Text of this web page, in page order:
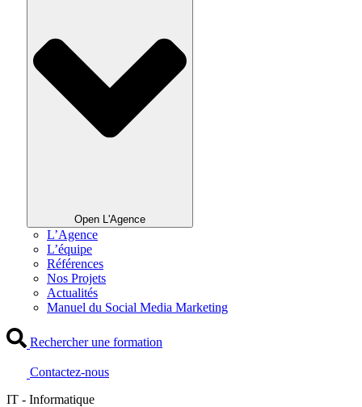
Open L'Agence
L’Agence
L’équipe
Références
Nos Projets
Actualités
Manuel du Social Media Marketing
Rechercher une formation
Contactez-nous
IT - Informatique